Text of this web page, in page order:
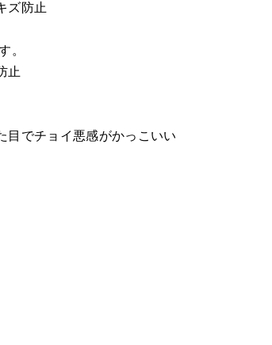
ズ防止
。
止
目でチョイ悪感がかっこいい